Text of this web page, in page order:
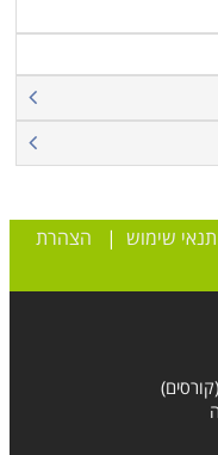
תנאי שימוש | הצהרת